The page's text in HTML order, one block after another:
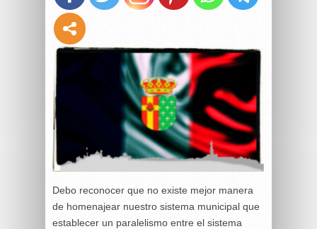
Debo reconocer que no existe mejor manera
de homenajear nuestro sistema municipal que
establecer un paralelismo entre el sistema